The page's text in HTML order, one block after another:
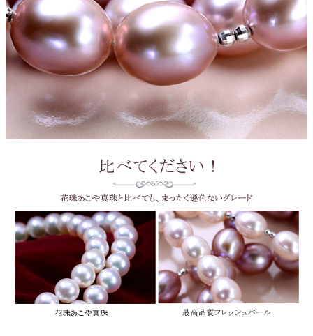
カートを見る
お買い物を続ける